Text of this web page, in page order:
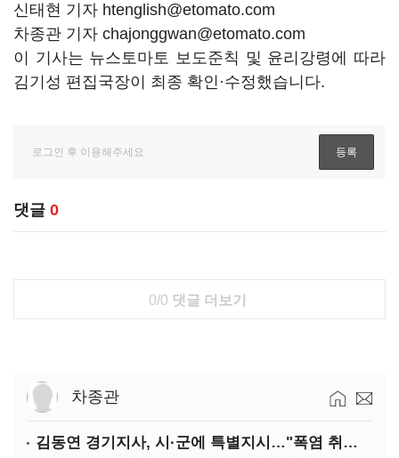
신태현 기자 htenglish@etomato.com
차종관 기자 chajonggwan@etomato.com
이 기사는 뉴스토마토 보도준칙 및 윤리강령에 따라
김기성 편집국장이 최종 확인·수정했습니다.
댓글 0
0/0 댓글 더보기
차종관
김동연 경기지사, 시·군에 특별지시…"폭염 취약계층 안전대책 강화"